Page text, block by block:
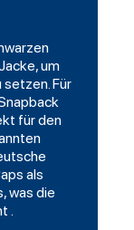
um
Für
für den
als
was die
.